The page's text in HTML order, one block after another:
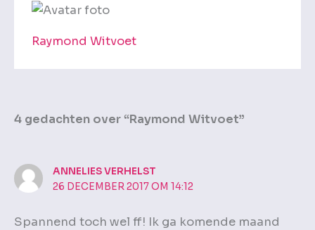
Raymond Witvoet
4 gedachten over “Raymond Witvoet”
ANNELIES VERHELST
26 DECEMBER 2017 OM 14:12
Spannend toch wel ff! Ik ga komende maand